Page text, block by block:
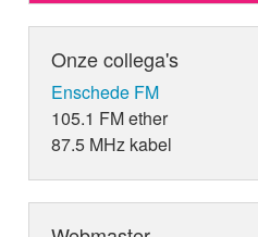
Onze collega's
Enschede FM
105.1 FM ether
87.5 MHz kabel